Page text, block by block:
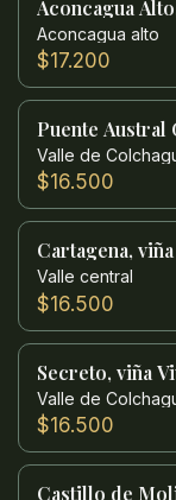
Aconcagua
Aconcagua alto
$17.200
Puente Austral
Valle de
$16.500
Cartagena,
Valle central
$16.500
Secreto, viña
Valle de
$16.500
Castillo de